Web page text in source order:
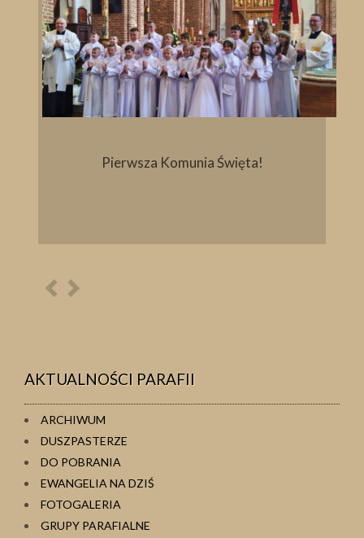
Poprzednia
Pierwsza Komunia Święta!
AKTUALNOŚCI PARAFII
ARCHIWUM
DUSZPASTERZE
DO POBRANIA
EWANGELIA NA DZIŚ
FOTOGALERIA
GRUPY PARAFIALNE